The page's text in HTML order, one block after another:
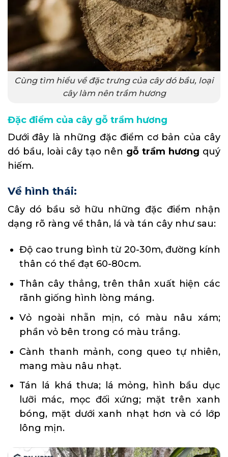
Cùng tìm hiểu về đặc trưng của cây dó bầu, loại
cây làm nên trầm hương
Đặc điểm của cây gỗ trầm hương
Dưới đây là những đặc điểm cơ bản của cây
dó bầu, loài cây tạo nên gỗ trầm hương quý
hiếm.
Về hình thái:
Cây dó bầu sở hữu những đặc điểm nhận
dạng rõ ràng về thân, lá và tán cây như sau:
Độ cao trung bình từ 20-30m, đường kính
thân có thể đạt 60-80cm.
Thân cây thẳng, trên thân xuất hiện các
rãnh giống hình lòng máng.
Vỏ ngoài nhẵn mịn, có màu nâu xám;
phần vỏ bên trong có màu trắng.
Cành thanh mảnh, cong queo tự nhiên,
mang màu nâu nhạt.
Tán lá khá thưa; lá mỏng, hình bầu dục
lưỡi mác, mọc đối xứng; mặt trên xanh
bóng, mặt dưới xanh nhạt hơn và có lớp
lông mịn.